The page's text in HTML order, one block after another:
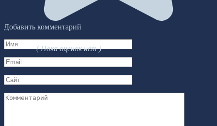
( Пока оценок нет )
Добавить комментарий
Имя
*
Email
*
Сайт
Комментарий